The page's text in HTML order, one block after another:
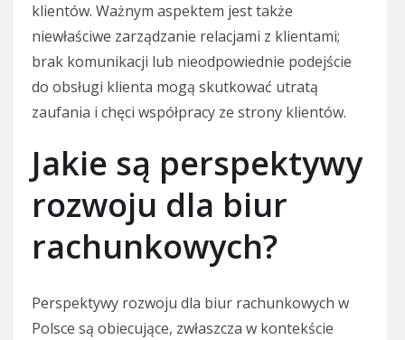
klientów. Ważnym aspektem jest także
niewłaściwe zarządzanie relacjami z klientami;
brak komunikacji lub nieodpowiednie podejście
do obsługi klienta mogą skutkować utratą
zaufania i chęci współpracy ze strony klientów.
Jakie są perspektywy
rozwoju dla biur
rachunkowych?
Perspektywy rozwoju dla biur rachunkowych w
Polsce są obiecujące, zwłaszcza w kontekście